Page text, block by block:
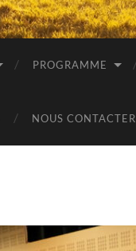
PROGRAMME
NOUS CONTACTER